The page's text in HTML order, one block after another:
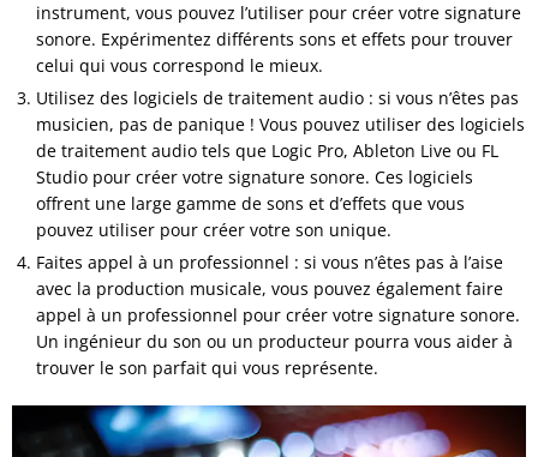
instrument, vous pouvez l’utiliser pour créer votre signature
sonore. Expérimentez différents sons et effets pour trouver
celui qui vous correspond le mieux.
Utilisez des logiciels de traitement audio : si vous n’êtes pas
musicien, pas de panique ! Vous pouvez utiliser des logiciels
de traitement audio tels que Logic Pro, Ableton Live ou FL
Studio pour créer votre signature sonore. Ces logiciels
offrent une large gamme de sons et d’effets que vous
pouvez utiliser pour créer votre son unique.
Faites appel à un professionnel : si vous n’êtes pas à l’aise
avec la production musicale, vous pouvez également faire
appel à un professionnel pour créer votre signature sonore.
Un ingénieur du son ou un producteur pourra vous aider à
trouver le son parfait qui vous représente.